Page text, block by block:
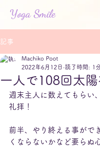
Yoga Smile
記事
一人で108回太
Machiko Poot
2022年6月12日 読了時間: 1
週末主人に数えてもらい
礼拝！
前半、やり終える事がで
くならないかなど要らぬ